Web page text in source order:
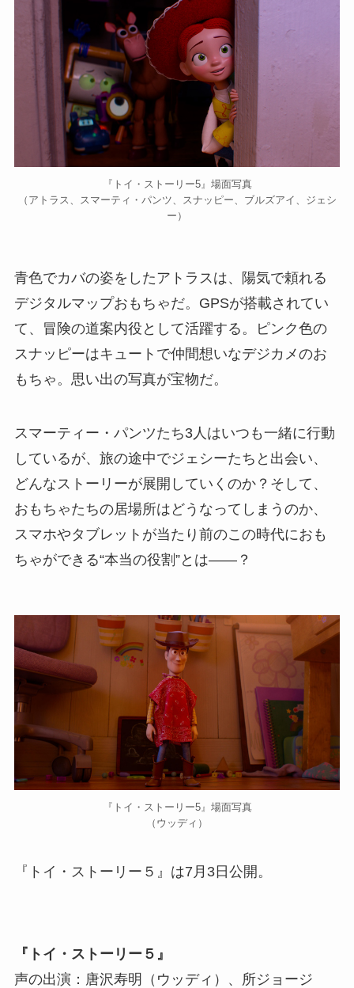
『トイ・ストーリー5』場面写真
（アトラス、スマーティ・パンツ、スナッピー、ブルズアイ、ジェシ
ー）
青色でカバの姿をしたアトラスは、陽気で頼れる
デジタルマップおもちゃだ。GPSが搭載されてい
て、冒険の道案内役として活躍する。ピンク色の
スナッピーはキュートで仲間想いなデジカメのお
もちゃ。思い出の写真が宝物だ。
スマーティー・パンツたち3人はいつも一緒に行動
しているが、旅の途中でジェシーたちと出会い、
どんなストーリーが展開していくのか？そして、
おもちゃたちの居場所はどうなってしまうのか、
スマホやタブレットが当たり前のこの時代におも
ちゃができる“本当の役割”とは――？
『トイ・ストーリー5』場面写真
（ウッディ）
『トイ・ストーリー５』は7月3日公開。
『トイ・ストーリー５』
声の出演：唐沢寿明（ウッディ）、所ジョージ